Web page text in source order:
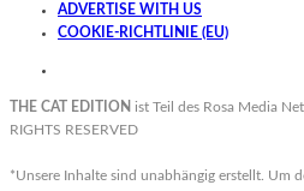
ADVERTISE WITH US
COOKIE-RICHTLINIE (EU)
THE CAT EDITION ist Teil des Rosa Media
RIGHTS RESERVED
*Unsere Inhalte sind unabhängig erstellt. Um